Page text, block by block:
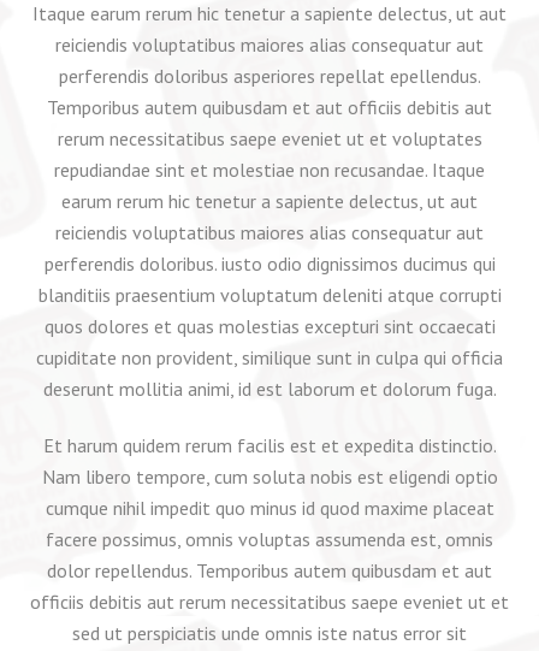
Itaque earum rerum hic tenetur a sapiente delectus, ut aut
reiciendis voluptatibus maiores alias consequatur aut
perferendis doloribus asperiores repellat epellendus.
Temporibus autem quibusdam et aut officiis debitis aut
rerum necessitatibus saepe eveniet ut et voluptates
repudiandae sint et molestiae non recusandae. Itaque
earum rerum hic tenetur a sapiente delectus, ut aut
reiciendis voluptatibus maiores alias consequatur aut
perferendis doloribus. iusto odio dignissimos ducimus qui
blanditiis praesentium voluptatum deleniti atque corrupti
quos dolores et quas molestias excepturi sint occaecati
cupiditate non provident, similique sunt in culpa qui officia
deserunt mollitia animi, id est laborum et dolorum fuga.
Et harum quidem rerum facilis est et expedita distinctio.
Nam libero tempore, cum soluta nobis est eligendi optio
cumque nihil impedit quo minus id quod maxime placeat
facere possimus, omnis voluptas assumenda est, omnis
dolor repellendus. Temporibus autem quibusdam et aut
officiis debitis aut rerum necessitatibus saepe eveniet ut et
sed ut perspiciatis unde omnis iste natus error sit